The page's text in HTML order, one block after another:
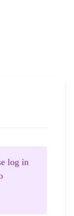
log in